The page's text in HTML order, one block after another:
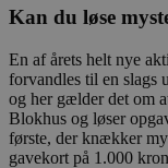
Kan du løse
En af årets helt nye
forvandles til en slags
og her gælder det om
Blokhus og løser
første, der knækker
gavekort på 1.000